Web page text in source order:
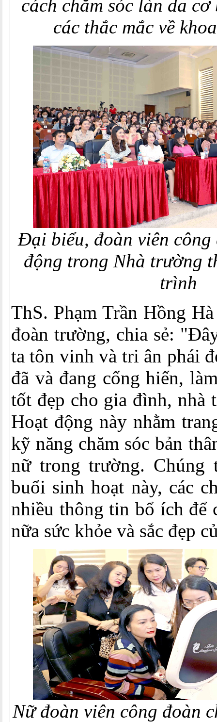
cách chăm sóc làn da
các thắc mắc về
Đại biểu, đoàn viên
động trong Nhà trường
trình
ThS. Phạm Trần Hồng
đoàn trường, chia sẻ:
ta tôn vinh và tri ân phái
đã và đang cống hiến,
tốt đẹp cho gia đình, nhà
Hoạt động này nhằm
kỹ năng chăm sóc bản
nữ trong trường. Chúng
buổi sinh hoạt này, các
nhiều thông tin bổ ích để
nữa sức khỏe và sắc đẹp
Nữ đoàn viên công đoàn